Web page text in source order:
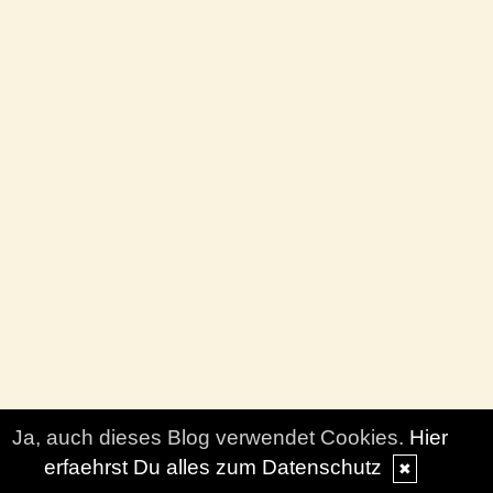
Ja, auch dieses Blog verwendet Cookies. Hier
erfaehrst Du alles zum Datenschutz
✖